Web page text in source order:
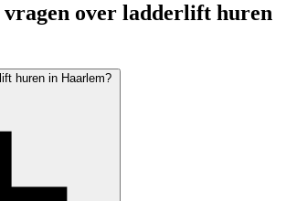
vragen over ladderlift huren
huren in Haarlem?